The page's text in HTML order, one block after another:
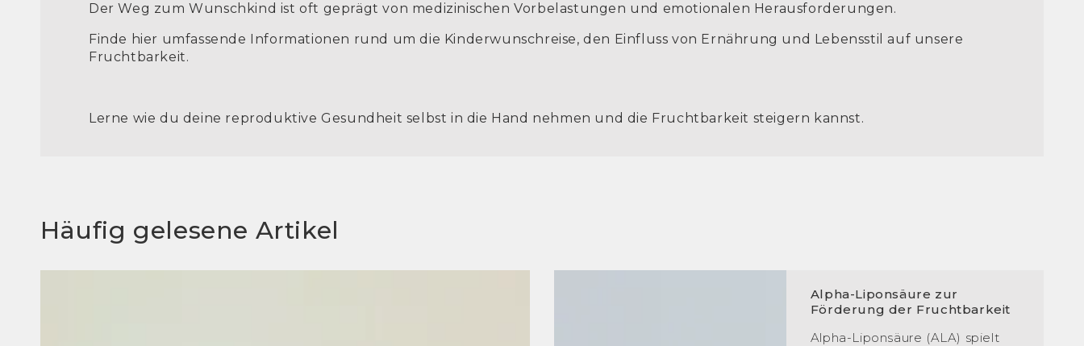
Der Weg zum Wunschkind ist oft geprägt von medizinischen Vorbelastungen und emotionalen Herausforderungen.
Finde hier umfassende Informationen rund um die Kinderwunschreise, den Einfluss von Ernährung und Lebensstil auf unsere
Fruchtbarkeit.
Lerne wie du deine reproduktive Gesundheit selbst in die Hand nehmen und die Fruchtbarkeit steigern kannst.
Häufig gelesene Artikel
Alpha-Liponsäure zur
Förderung der Fruchtbarkeit
Alpha-Liponsäure (ALA) spielt